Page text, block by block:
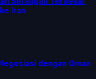
Iran
dengan Oman